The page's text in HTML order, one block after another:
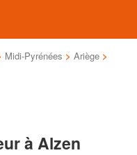
Midi-Pyrénées > Ariège >
à Alzen